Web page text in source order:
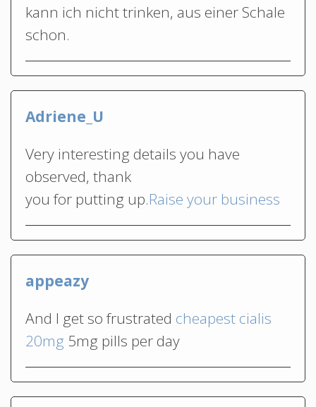
kann ich nicht trinken, aus einer Schale
schon.
Adriene_U
Very interesting details you have
observed, thank
you for putting up.Raise your business
appeazy
And I get so frustrated cheapest cialis
20mg 5mg pills per day